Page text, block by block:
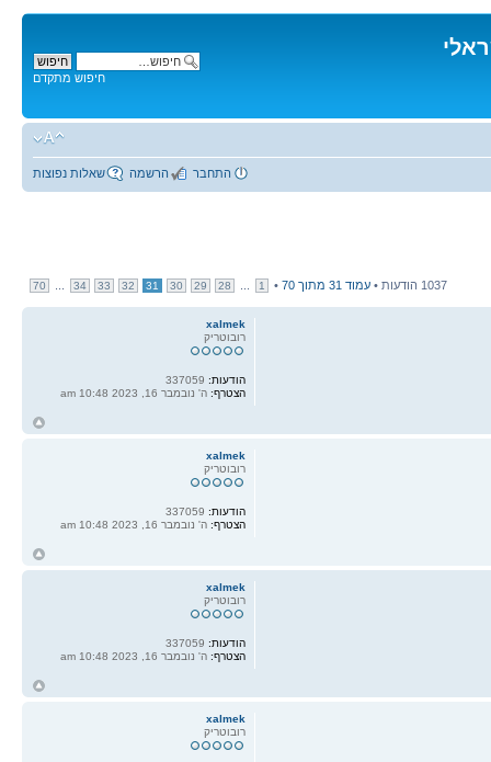
חיפוש מתקדם
שאלות נפוצות הרשמה התחבר
1037 הודעות • עמוד 31 מתוך 70
•
1
28
29
30
31
32
33
34
70
xalmek
רובוטריק
הודעות:
הצטרף: ה' נובמבר 16, 2023 10:48 am
xalmek
רובוטריק
הודעות:337059
הצטרף:ה' נובמבר 16, 2023 10:48 am
xalmek
רובוטריק
הודעות:
הצטרף: ה' נובמבר 16, 2023 10:48 am
xalmek
רובוטריק